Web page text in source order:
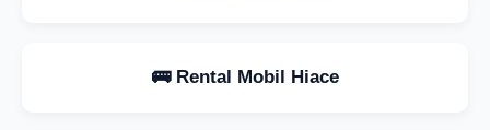
🚌 Rental Mobil Hiace